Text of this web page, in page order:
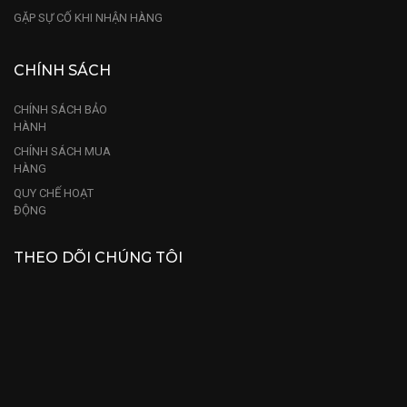
GẶP SỰ CỐ KHI NHẬN HÀNG
CHÍNH SÁCH
CHÍNH SÁCH BẢO
HÀNH
CHÍNH SÁCH MUA
HÀNG
QUY CHẾ HOẠT
ĐỘNG
THEO DÕI CHÚNG TÔI